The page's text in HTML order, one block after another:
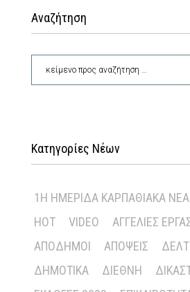
Αναζήτηση
Κατηγορίες Νέων
1Η ΗΜΕΡΊΔΑ ΚΑΡΠΑΘΙΑΚΆ ΝΈΑ
HOT
VIDEO ΑΓΓΕΛΊΕΣ
ΑΠΌΔΗΜΟΙ
ΑΠΌΨΕΙΣ
ΔΗΜΟΤΙΚΆ
ΔΙΕΘΝΉ